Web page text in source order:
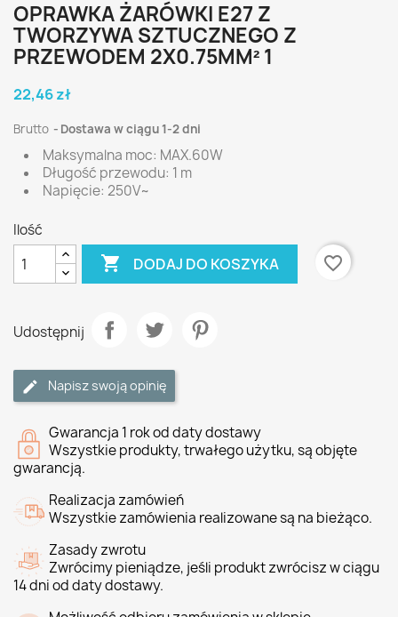
OPRAWKA ŻARÓWKI E27 Z
TWORZYWA SZTUCZNEGO Z
PRZEWODEM 2X0.75MM² 1
22,46 zł
Brutto Dostawa w ciągu 1-2 dni
Maksymalna moc: MAX.60W
Długość przewodu: 1 m
Napięcie: 250V~
Ilość
 DODAJ DO KOSZYKA favorite_border
Udostępnij
Napisz swoją opinię
Gwarancja 1 rok od daty dostawy
Wszystkie produkty, trwałego użytku, są objęte
gwarancją.
Realizacja zamówień
Wszystkie zamówienia realizowane są na bieżąco.
Zasady zwrotu
Zwrócimy pieniądze, jeśli produkt zwrócisz w ciągu
14 dni od daty dostawy.